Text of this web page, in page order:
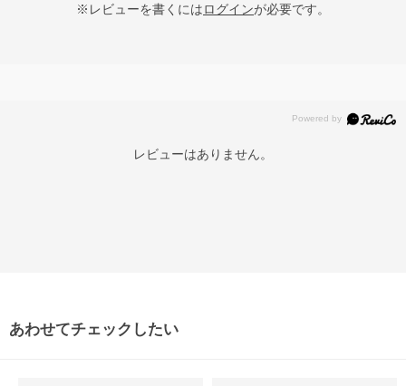
※レビューを書くにはログインが必要です。
レビューはありません。
あわせてチェックしたい